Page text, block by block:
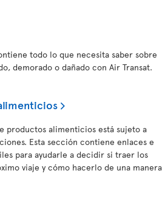
todo lo que necesita saber sobre
demorado o dañado con Air Transat.
productos alimenticios está sujeto a
Esta sección contiene enlaces e
para ayudarle a decidir si traer los
viaje y cómo hacerlo de una manera